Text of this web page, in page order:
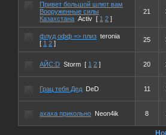
Привет большой шлют вам
Вооруженные силы
Казахстана Activ [ 1 2 ]
21
флуд офф => плиз teronia
[ 1 2 ] 25
АЙС:D Storm [ 1 2 ] 20
Грац тебя Дед DeD 11
ахаха прикольно Neon4ik 8